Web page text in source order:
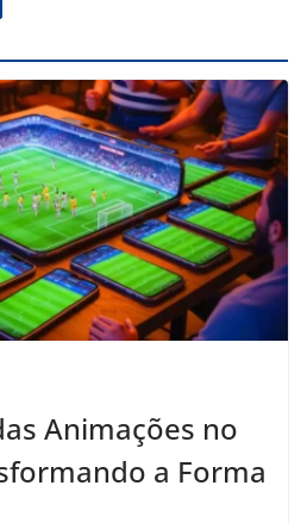
Animações no
a Forma